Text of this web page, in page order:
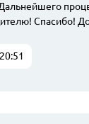
Спасибо!